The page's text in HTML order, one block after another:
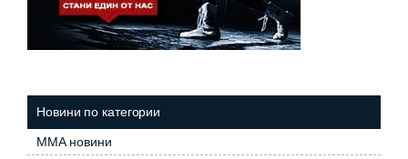
Новини по категории
MMA новини